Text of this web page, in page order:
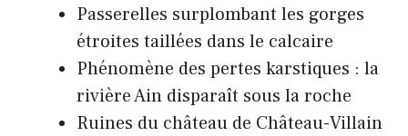
Passerelles surplombant les gorges
étroites taillées dans le calcaire
Phénomène des pertes karstiques : la
rivière Ain disparaît sous la roche
Ruines du château de Château-Villain